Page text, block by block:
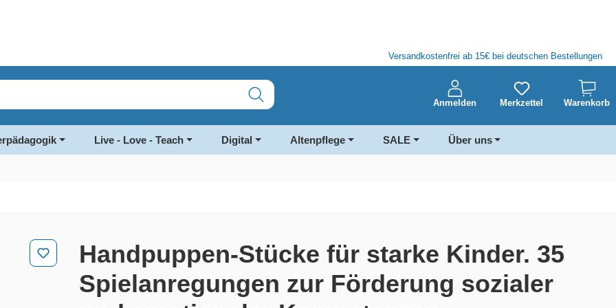
Versandkostenfrei ab 15€ bei deutschen Bestellungen
Anmelden Merkzettel Warenkorb
Live - Love - Teach Digital Altenpflege SALE Über uns
Handpuppen-Stücke für starke Kinder. 35
Spielanregungen zur Förderung sozialer